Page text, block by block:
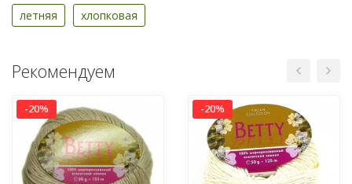
летняя хлопковая
Рекомендуем
-20% -20%